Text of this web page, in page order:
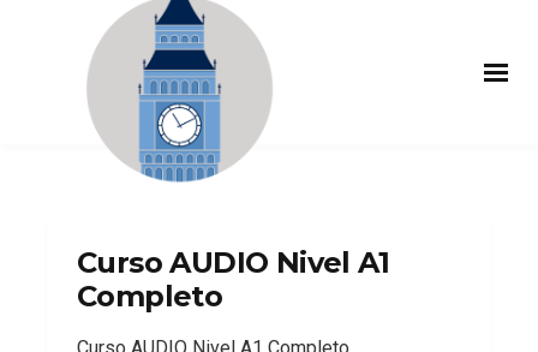
Curso AUDIO Nivel A1
Completo